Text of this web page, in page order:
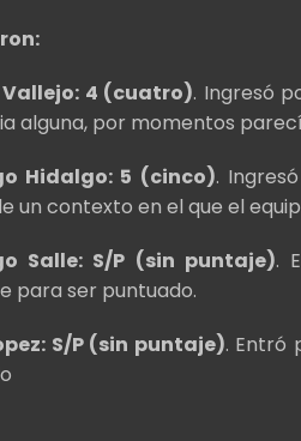
4 (cuatro). Ingresó
alguna, por momentos
Hidalgo: 5 (cinco).
un contexto en el que el
Salle: S/P (sin puntaje).
para ser puntuado.
S/P (sin puntaje). Entró